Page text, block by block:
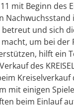
mit Beginn des
Nachwuchsstand
und sich
um bei der
hilft ein
des
Kreiselverkauf
mit einigen
beim Einlauf